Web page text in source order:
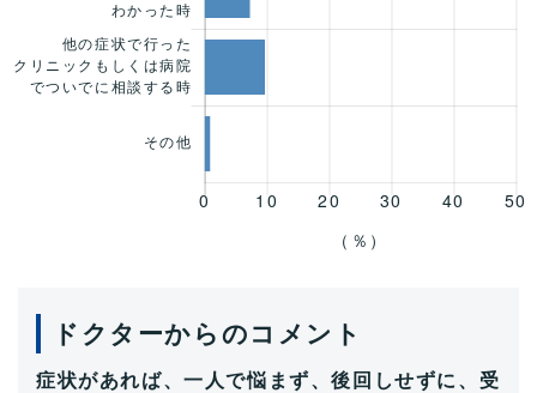
ドクターからのコメント
症状があれば、一人で悩まず、後回しせずに、受